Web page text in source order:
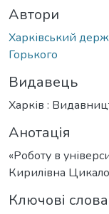
Автори
Харківський
Горького
Видавець
Харків :
Анотація
«Роботу в
Кирилівна
Ключові слова